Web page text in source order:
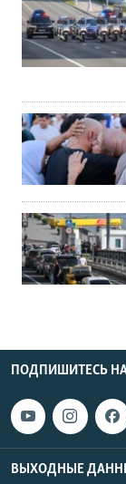
ПОДПИШИТЕСЬ
ВЫХОДНЫЕ